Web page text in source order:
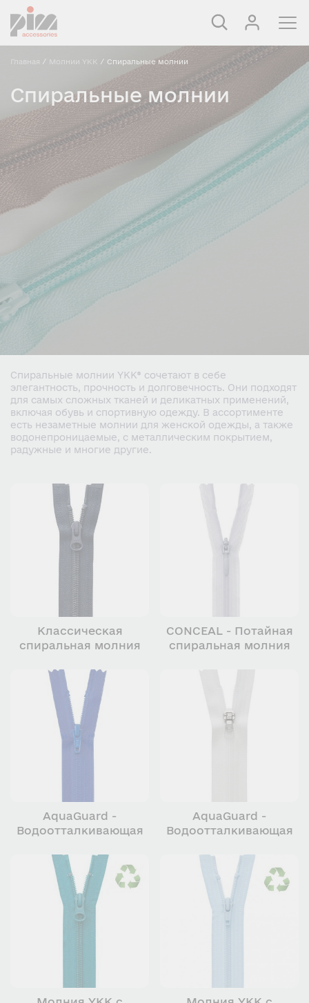
Главная / Молнии YKK / Спиральные молнии
Спиральные молнии
Спиральные молнии YKK® сочетают в себе
элегантность, прочность и долговечность. Они подходят
для самых сложных тканей и деликатных применений,
включая обувь и спортивную одежду. В ассортименте
есть незаметные молнии для женской одежды, а также
водонепроницаемые, с металлическим покрытием,
радужные и многие другие.
Классическая
спиральная молния
CONCEAL - Потайная
спиральная молния
AquaGuard -
Водоотталкивающая
тесьмой
AquaGuard -
Водоотталкивающая